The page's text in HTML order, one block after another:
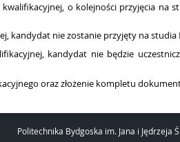
o kolejności przyjęcia na
kandydat nie zostanie przyjęty na studia
kandydat nie będzie
oraz złożenie kompletu
Politechnika Bydgoska im. Jana i Jędrzeja